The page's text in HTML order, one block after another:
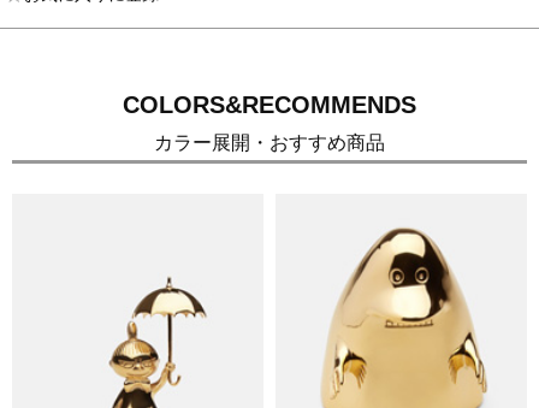
COLORS&RECOMMENDS
カラー展開・おすすめ商品